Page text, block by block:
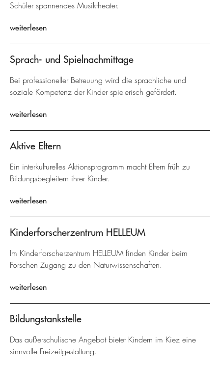
Schüler spannendes Musiktheater.
weiterlesen
Sprach- und Spielnachmittage
Bei professioneller Betreuung wird die sprachliche und
soziale Kompetenz der Kinder spielerisch gefördert.
weiterlesen
Aktive Eltern
Ein interkulturelles Aktionsprogramm macht Eltern früh zu
Bildungsbegleitern ihrer Kinder.
weiterlesen
Kinderforscherzentrum HELLEUM
Im Kinderforscherzentrum HELLEUM finden Kinder beim
Forschen Zugang zu den Naturwissenschaften.
weiterlesen
Bildungstankstelle
Das außerschulische Angebot bietet Kindern im Kiez eine
sinnvolle Freizeitgestaltung.